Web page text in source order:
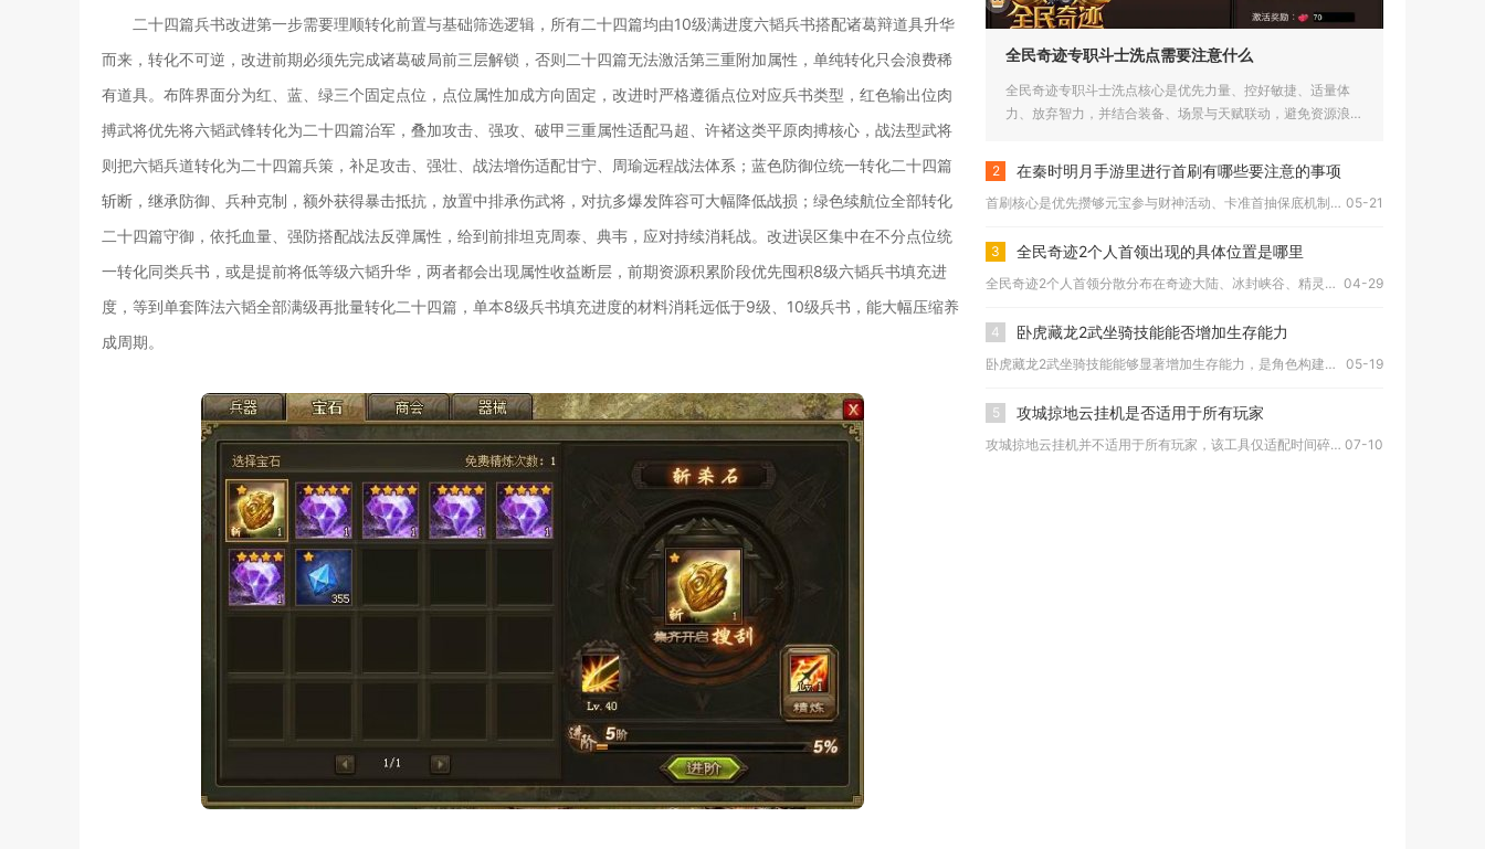
二十四篇兵书改进第一步需要理顺转化前置与基础筛选逻辑，所有二十四篇均由10级满进度六韬兵书搭配诸葛辩道具升华
而来，转化不可逆，改进前期必须先完成诸葛破局前三层解锁，否则二十四篇无法激活第三重附加属性，单纯转化只会浪费稀
有道具。布阵界面分为红、蓝、绿三个固定点位，点位属性加成方向固定，改进时严格遵循点位对应兵书类型，红色输出位肉
搏武将优先将六韬武锋转化为二十四篇治军，叠加攻击、强攻、破甲三重属性适配马超、许褚这类平原肉搏核心，战法型武将
则把六韬兵道转化为二十四篇兵策，补足攻击、强壮、战法增伤适配甘宁、周瑜远程战法体系；蓝色防御位统一转化二十四篇
斩断，继承防御、兵种克制，额外获得暴击抵抗，放置中排承伤武将，对抗多爆发阵容可大幅降低战损；绿色续航位全部转化
二十四篇守御，依托血量、强防搭配战法反弹属性，给到前排坦克周泰、典韦，应对持续消耗战。改进误区集中在不分点位统
一转化同类兵书，或是提前将低等级六韬升华，两者都会出现属性收益断层，前期资源积累阶段优先囤积8级六韬兵书填充进
度，等到单套阵法六韬全部满级再批量转化二十四篇，单本8级兵书填充进度的材料消耗远低于9级、10级兵书，能大幅压缩养
成周期。
全民奇迹专职斗士洗点需要注意什么
全民奇迹专职斗士洗点核心是优先力量、控好敏捷、适量体
力、放弃智力，并结合装备、场景与天赋联动，避免资源浪
2 在秦时明月手游里进行首刷有哪些要注意的事项
首刷核心是优先攒够元宝参与财神活动、卡准首抽保底机制、规划首... 05-21
3 全民奇迹2个人首领出现的具体位置是哪里
全民奇迹2个人首领分散分布在奇迹大陆、冰封峡谷、精灵之森、亚... 04-29
4 卧虎藏龙2武坐骑技能能否增加生存能力
卧虎藏龙2武坐骑技能能够显著增加生存能力，是角色构建中不可或... 05-19
5 攻城掠地云挂机是否适用于所有玩家
攻城掠地云挂机并不适用于所有玩家，该工具仅适配时间碎片化、多... 07-10